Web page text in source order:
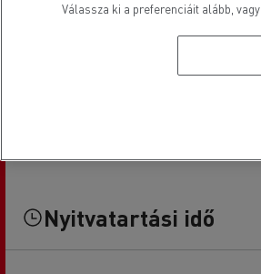
Nyitvatartási idő
Válassza ki a preferenciáit alább, vagy